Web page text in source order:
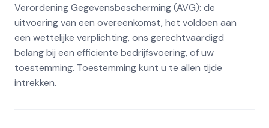
Verordening Gegevensbescherming (AVG): de
uitvoering van een overeenkomst, het voldoen aan
een wettelijke verplichting, ons gerechtvaardigd
belang bij een efficiënte bedrijfsvoering, of uw
toestemming. Toestemming kunt u te allen tijde
intrekken.